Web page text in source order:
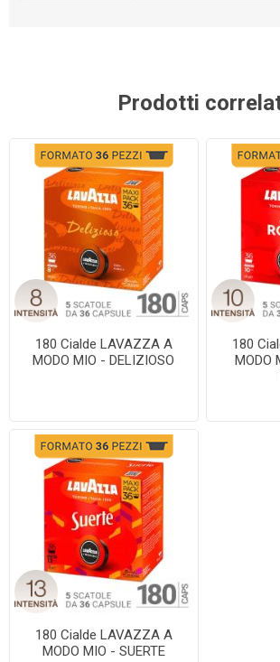
Prodotti
180 Cialde LAVAZZA A
MODO MIO - DELIZIOSO
180
MODO
180 Cialde LAVAZZA A
MODO MIO - SUERTE